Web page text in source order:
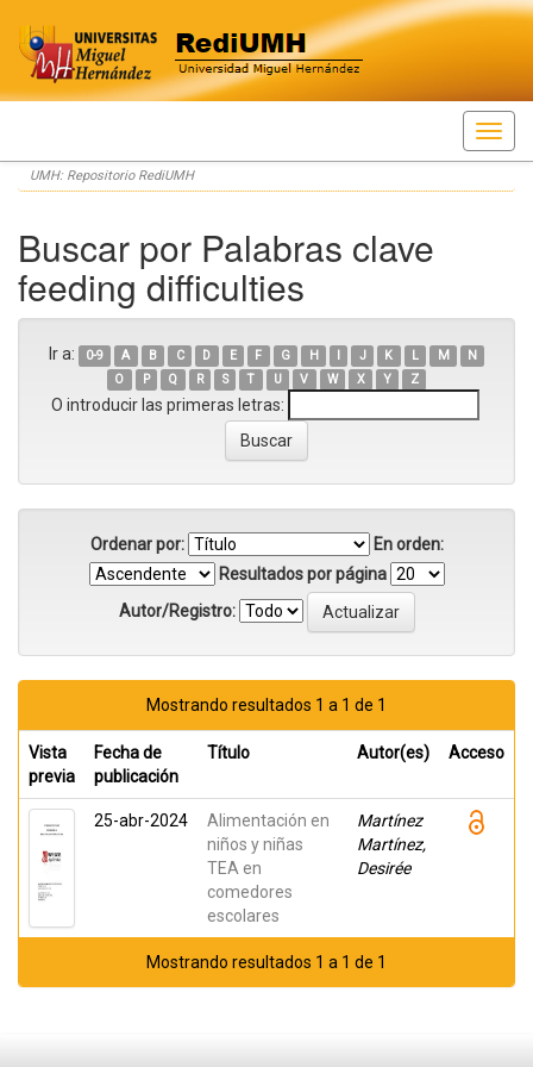
Skip
navigation
UMH: Repositorio RediUMH
Buscar por Palabras clave
feeding difficulties
Ir a: 0-9 A B C D E F G H I J K L M
N
O
P Q R S T U V W X Y Z
O introducir las primeras letras:
Ordenar por:
En orden:
Resultados por página
Autor/Registro:
Mostrando resultados 1 a 1 de 1
Vista
previa
Fecha de
publicación
Título Autor(es) Acceso
25-abr-2024
Alimentación en
niños y niñas
TEA en
comedores
escolares
Martínez
Martínez,
Desirée
Mostrando resultados 1 a 1 de 1